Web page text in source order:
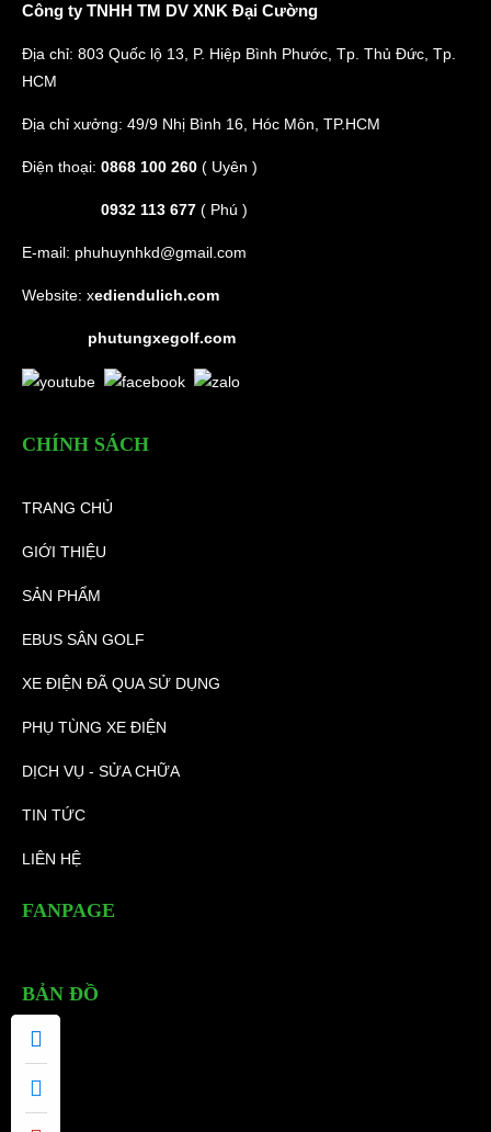
Công ty TNHH TM DV XNK Đại Cường
Địa chỉ: 803 Quốc lộ 13, P. Hiệp Bình Phước, Tp. Thủ Đức, Tp.
HCM
Địa chỉ xưởng: 49/9 Nhị Bình 16, Hóc Môn, TP.HCM
Điện thoại: 0868 100 260 ( Uyên )
0932 113 677 ( Phú )
E-mail: phuhuynhkd@gmail.com
Website: xediendulich.com
phutungxegolf.com
CHÍNH SÁCH
TRANG CHỦ
GIỚI THIỆU
SẢN PHẨM
EBUS SÂN GOLF
XE ĐIỆN ĐÃ QUA SỬ DỤNG
PHỤ TÙNG XE ĐIỆN
DỊCH VỤ - SỬA CHỮA
TIN TỨC
LIÊN HỆ
FANPAGE
BẢN ĐỒ